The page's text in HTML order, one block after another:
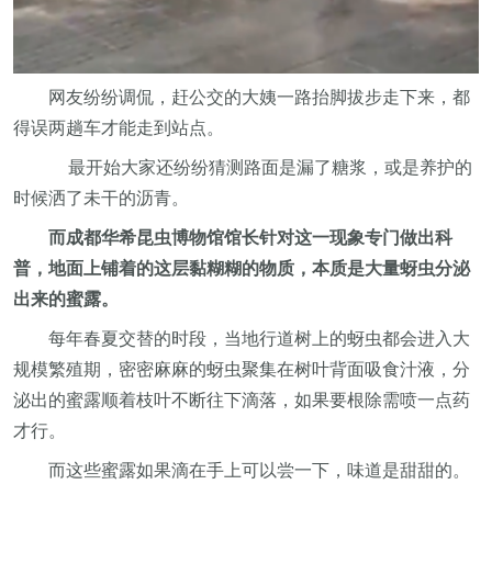
网友纷纷调侃，赶公交的大姨一路抬脚拔步走下来，都
得误两趟车才能走到站点。
最开始大家还纷纷猜测路面是漏了糖浆，或是养护的
时候洒了未干的沥青。
而成都华希昆虫博物馆馆长针对这一现象专门做出科
普，地面上铺着的这层黏糊糊的物质，本质是大量蚜虫分泌
出来的蜜露。
每年春夏交替的时段，当地行道树上的蚜虫都会进入大
规模繁殖期，密密麻麻的蚜虫聚集在树叶背面吸食汁液，分
泌出的蜜露顺着枝叶不断往下滴落，如果要根除需喷一点药
才行。
而这些蜜露如果滴在手上可以尝一下，味道是甜甜的。